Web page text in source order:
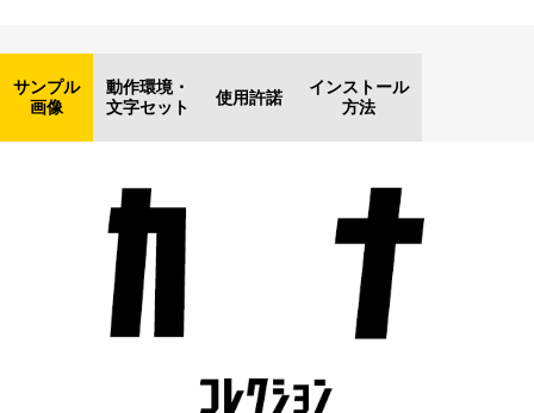
サンプル
画像
動作環境・
文字セット
使用許諾
インストール
方法